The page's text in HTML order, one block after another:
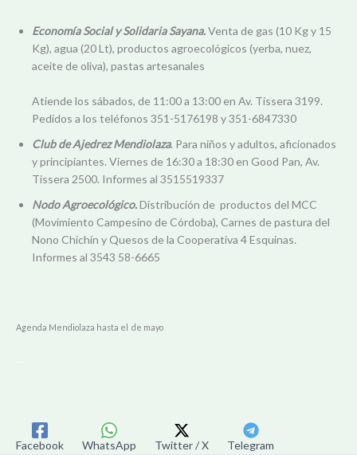
Economía Social y Solidaria Sayana.Venta de gas (10 Kg y 15
Kg), agua (20 Lt), productos agroecológicos (yerba, nuez,
aceite de oliva), pastas artesanales
Atiende los sábados, de 11:00 a 13:00 en Av. Tissera 3199.
Pedidos a los teléfonos 351-5176198 y 351-6847330
Club de Ajedrez Mendiolaza. Para niños y adultos, aficionados
y principiantes. Viernes de 16:30 a 18:30 en Good Pan, Av.
Tissera 2500. Informes al 3515519337
Nodo Agroecológico.Distribución de productos del MCC
(Movimiento Campesino de Córdoba), Carnes de pastura del
Nono Chichín y Quesos de la Cooperativa 4 Esquinas.
Informes al 3543 58-6665
Agenda Mendiolaza hasta el de mayo
Facebook WhatsApp Twitter / X Telegram